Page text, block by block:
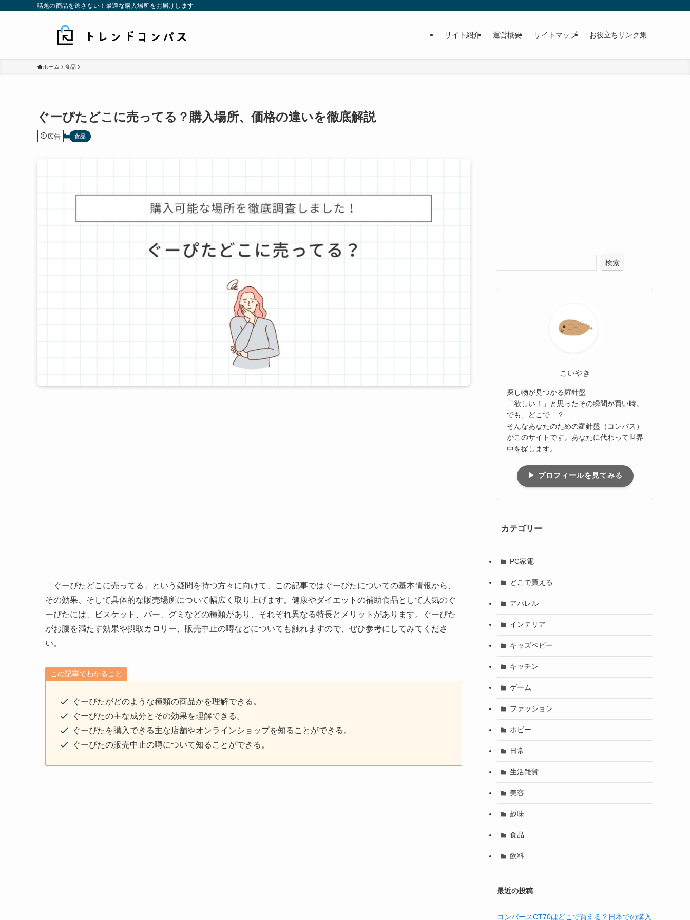
話題の商品を逃さない！最適な購入場所をお届けします
サイト紹介 運営概要 サイトマップ お役立ちリンク集
ホーム 食品
ぐーぴたどこに売ってる？購入場所、価格の違いを徹底解説
広告 食品
「ぐーぴたどこに売ってる」という疑問を持つ方々に向けて、この記事ではぐーぴたについての基本情報から、
その効果、そして具体的な販売場所について幅広く取り上げます。健康やダイエットの補助食品として人気のぐ
ーぴたには、ビスケット、バー、グミなどの種類があり、それぞれ異なる特長とメリットがあります。ぐーぴた
がお腹を満たす効果や摂取カロリー、販売中止の噂などについても触れますので、ぜひ参考にしてみてくださ
い。
この記事でわかること
ぐーぴたがどのような種類の商品かを理解できる。
ぐーぴたの主な成分とその効果を理解できる。
ぐーぴたを購入できる主な店舗やオンラインショップを知ることができる。
ぐーぴたの販売中止の噂について知ることができる。
検索
こいやき
探し物が見つかる羅針盤
「欲しい！」と思ったその瞬間が買い時。
でも、どこで…？
そんなあなたのための羅針盤（コンパス）
がこのサイトです。あなたに代わって世界
中を探します。
▶︎ プロフィールを見てみる
カテゴリー
PC家電
どこで買える
アパレル
インテリア
キッズベビー
キッチン
ゲーム
ファッション
ホビー
日常
生活雑貨
美容
趣味
食品
飲料
最近の投稿
コンバースCT70はどこで買える？日本での購入